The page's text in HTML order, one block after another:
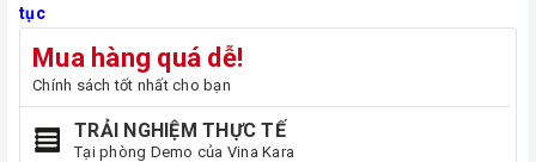
tục
Mua hàng quá dễ!
Chính sách tốt nhất cho bạn
TRẢI NGHIỆM THỰC TẾ
Tại phòng Demo của Vina Kara